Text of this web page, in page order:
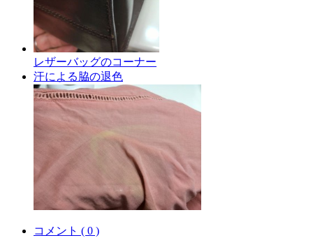
レザーバッグのコーナー
汗による脇の退色
コメント ( 0 )